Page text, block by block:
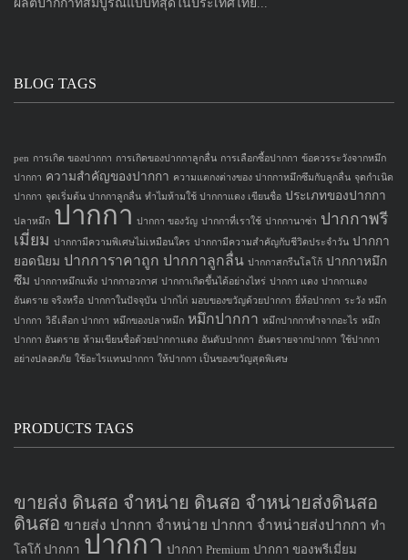
ผลิตปากกาที่สมบูรณ์แบบที่สุดในประเทศไทย...
BLOG TAGS
pen การเกิด ของปากกา การเกิดของปากกาลูกลื่น การเลือกซื้อปากกา ข้อควรระวังจากหมึก
ปากกา ความสำคัญของปากกา ความแตกงต่างของ ปากกาหมึกซึมกับลูกลื่น จุดกำเนิด
ปากกา จุดเริ่มต้น ปากกาลูกลื่น ทำไมห้ามใช้ ปากกาแดง เขียนชื่อ ประเภทของปากกา
ปลาหมึก ปากกา ปากกา ของวัญ ปากกาที่เราใช้ ปากกานาซ่า ปากกาพรี
เมี่ยม ปากกามีความพิเศษไม่เหมือนใคร ปากกามีความสำคัญกับชีวิตประจำวัน ปากกา
ยอดนิยม ปากการาคาถูก ปากกาลูกลื่น ปากกาสกรีนโลโก้ ปากกาหมึก
ซึม ปากกาหมึกแห้ง ปากกาอวกาศ ปากกาเกิดขึ้นได้อย่างไหร่ ปากกา แดง ปากกาแดง
อันตราย จริงหรือ ปากกาในปัจจุบัน ปากไก่ มอบของขวัญด้วยปากกา ยี่ห้อปากกา ระวัง หมึก
ปากกา วิธีเลือก ปากกา หมึกของปลาหมึก หมึกปากกา หมึกปากกาทำจากอะไร หมึก
ปากกา อันตราย ห้ามเขียนชื่อด้วยปากกาแดง อันดับปากกา อันตรายจากปากกา ใช้ปากกา
อย่างปลอดภัย ใช้อะไรแทนปากกา ให้ปากกา เป็นของขวัญสุดพิเศษ
PRODUCTS TAGS
ขายส่ง ดินสอ จำหน่าย ดินสอ จำหน่ายส่งดินสอ
ดินสอ ขายส่ง ปากกา จำหน่าย ปากกา จำหน่ายส่งปากกา ทำ
โลโก้ ปากกา ปากกา ปากกา Premium ปากกา ของพรีเมี่ยม